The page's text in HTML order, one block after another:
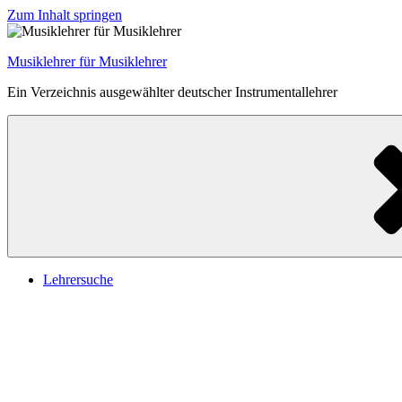
Zum Inhalt springen
Musiklehrer für Musiklehrer
Ein Verzeichnis ausgewählter deutscher Instrumentallehrer
Lehrersuche